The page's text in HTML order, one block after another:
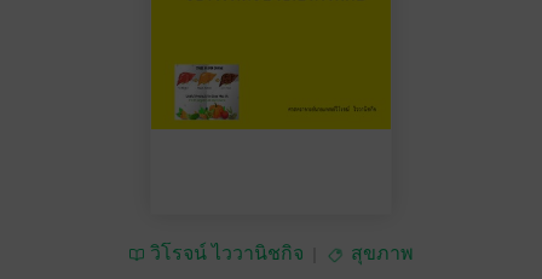
วิโรจน์ ไววานิชกิจ สุขภาพ